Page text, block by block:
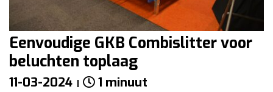
Eenvoudige GKB Combislitter voor
beluchten toplaag
11-03-2024 1 minuut